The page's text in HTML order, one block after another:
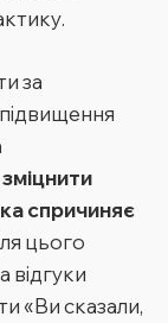
за
зміцнити
спричиняє
цього
відгуки
«Ви сказали,